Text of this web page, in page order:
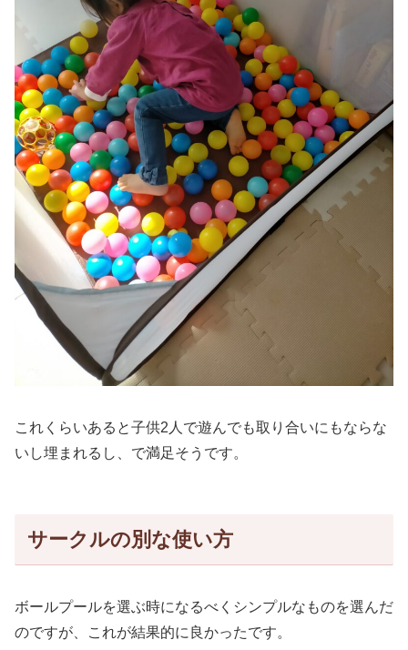
これくらいあると子供2人で遊んでも取り合いにもならな
いし埋まれるし、で満足そうです。
サークルの別な使い方
ボールプールを選ぶ時になるべくシンプルなものを選んだ
のですが、これが結果的に良かったです。